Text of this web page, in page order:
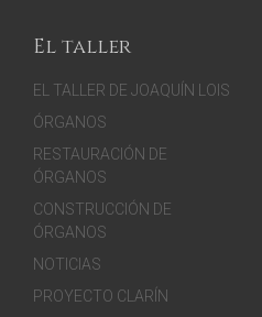
El taller
EL TALLER DE JOAQUÍN LOIS
ÓRGANOS
RESTAURACIÓN DE
ÓRGANOS
CONSTRUCCIÓN DE
ÓRGANOS
NOTICIAS
PROYECTO CLARÍN